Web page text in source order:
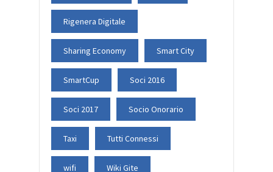
Rigenera Digitale
Sharing Economy Smart City
SmartCup Soci 2016
Soci 2017 Socio Onorario
Taxi Tutti Connessi
wifi Wiki Gite